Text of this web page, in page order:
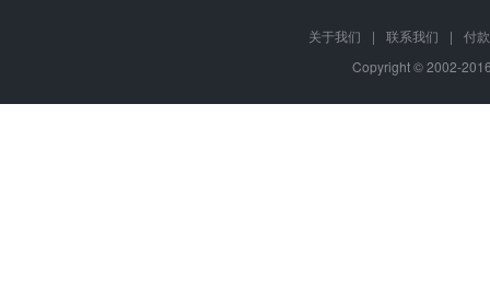
关于我们 | 联系我们 |
付
Copyright © 2002-